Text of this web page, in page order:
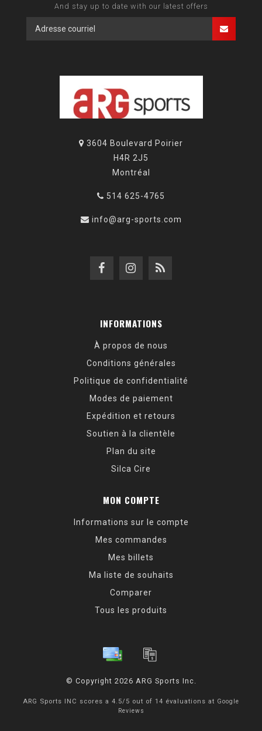
And stay up to date with our latest offers
3604 Boulevard Poirier
H4R 2J5
Montréal
514 625-4765
info@arg-sports.com
INFORMATIONS
À propos de nous
Conditions générales
Politique de confidentialité
Modes de paiement
Expédition et retours
Soutien à la clientèle
Plan du site
Silca Cire
MON COMPTE
Informations sur le compte
Mes commandes
Mes billets
Ma liste de souhaits
Comparer
Tous les produits
© Copyright 2026 ARG Sports Inc.
ARG Sports INC scores a 4.5/ 5 out of 14 évaluations at Google
Reviews